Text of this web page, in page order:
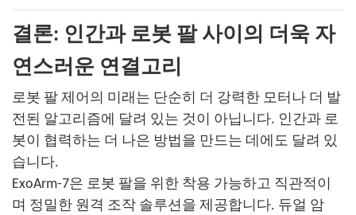
결론: 인간과 로봇 팔 사이의 더욱 자
연스러운 연결고리
로봇 팔 제어의 미래는 단순히 더 강력한 모터나 더 발
전된 알고리즘에 달려 있는 것이 아닙니다. 인간과 로
봇이 협력하는 더 나은 방법을 만드는 데에도 달려 있
습니다.
ExoArm-7은 로봇 팔을 위한 착용 가능하고 직관적이
며 정밀한 원격 조작 솔루션을 제공합니다. 듀얼 암